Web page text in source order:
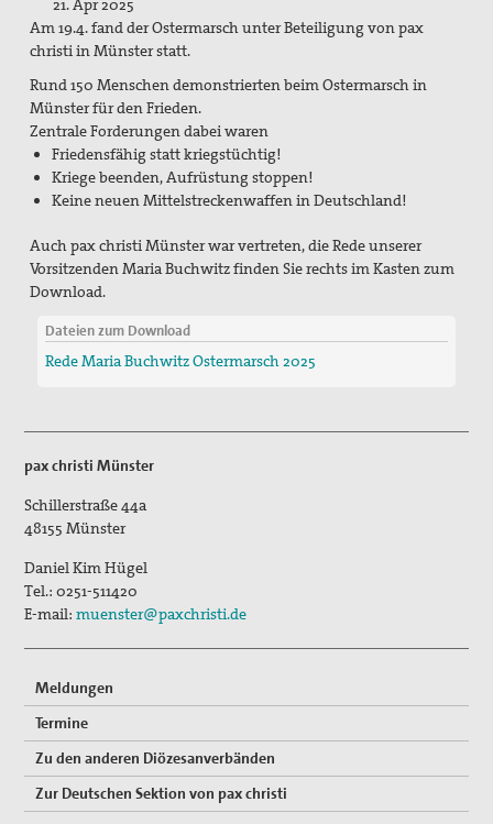
Flucht und Migration
Friedensbildung
Frieden, Soziale Gerechtigkeit und Klimapolitik
pc-Korrespondenz
Archiv
Materialien
Print-Materialien
Newsletter
Preisträger*innen
Preisbeirat
Vatikanisches Konzil
Spiritueller Impuls
Spenden Friedensreferent
Aktionen / Projekte
21. Apr 2025
Am 19.4. fand der Ostermarsch unter Beteiligung von pax
christi in Münster statt.
Rund 150 Menschen demonstrierten beim Ostermarsch in
Münster für den Frieden.
Zentrale Forderungen dabei waren
Friedensfähig statt kriegstüchtig!
Kriege beenden, Aufrüstung stoppen!
Keine neuen Mittelstreckenwaffen in Deutschland!
Auch pax christi Münster war vertreten, die Rede unserer
Vorsitzenden Maria Buchwitz finden Sie rechts im Kasten zum
Download.
Dateien zum Download
Rede Maria Buchwitz Ostermarsch 2025
pax christi Münster
Schillerstraße 44a
48155 Münster
Daniel Kim Hügel
Tel.:0251-511420
E-mail:muenster@paxchristi.de
Meldungen
Termine
Zu den anderen Diözesanverbänden
Zur Deutschen Sektion von pax christi